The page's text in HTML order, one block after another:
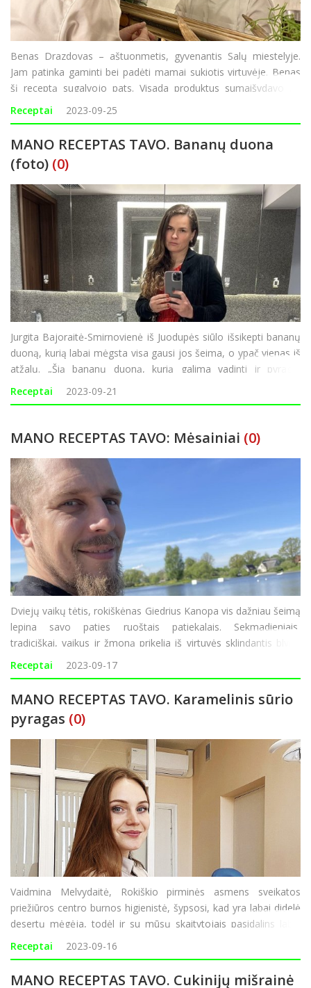
Benas Drazdovas – aštuonmetis, gyvenantis Salų miestelyje.
Jam patinka gaminti bei padėti mamai sukiotis virtuvėje. Benas
šį receptą sugalvojo pats. Visada produktus sumaišydavo „iš
akies”, tad „Rokiškio Sirenai“ paprašius mažoj
Receptai 2023-09-25
MANO RECEPTAS TAVO. Bananų duona
(foto) (0)
Jurgita Bajoraitė-Smirnovienė iš Juodupės siūlo išsikepti bananų
duoną, kurią labai mėgsta visa gausi jos šeima, o ypač vienas iš
atžalų. „Šią bananų duoną, kurią galima vadinti ir pyragu,
kepame labai dažnai, net keletą kartų per mėnesį. Jos receptą
radau i
Receptai 2023-09-21
MANO RECEPTAS TAVO: Mėsainiai (0)
Dviejų vaikų tėtis, rokiškėnas Giedrius Kanopa vis dažniau šeimą
lepina savo paties ruoštais patiekalais. Sekmadieniais,
tradiciškai, vaikus ir žmoną prikelia iš virtuvės sklindantis blynų
kvapas, kepsninėje dažnai „vartosi“ mėsos kepsniai ar daržovės.
Receptai 2023-09-17
MANO RECEPTAS TAVO. Karamelinis sūrio
pyragas (0)
Vaidmina Melvydaitė, Rokiškio pirminės asmens sveikatos
priežiūros centro burnos higienistė, šypsosi, kad yra labai didelė
desertų mėgėja, todėl ir su mūsų skaitytojais pasidalins labai
skaniu ir lengvai pagaminamu sūrio pyrago receptu. „Visi, kurie
ragauja, pagiria, jog py
Receptai 2023-09-16
MANO RECEPTAS TAVO. Cukinijų mišrainė